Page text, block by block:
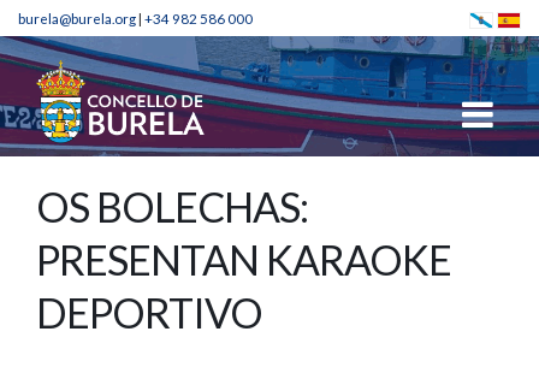
burela@burela.org| +34 982 586 000
OS BOLECHAS:
PRESENTAN KARAOKE
DEPORTIVO